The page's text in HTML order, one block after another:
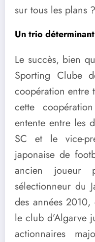
sur tous les plans ?
Un trio déterminant
Le succès, bien
Sporting Clube
coopération
cette
entente entre les
SC et le vice-
japonaise de
ancien joueur
sélectionneur du
des années
le club d’Algarve
actionnaires